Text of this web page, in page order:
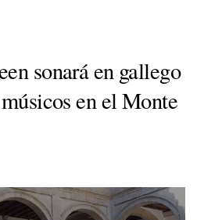
sonará en gallego
en el Monte